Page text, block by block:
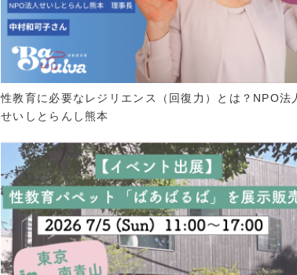
性教育に必要なレジリエンス（回復力）とは？NPO法
せいしとらんし熊本